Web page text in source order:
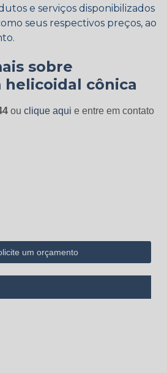
e serviços disponibilizados
seus respectivos preços, ao
sobre
helicoidal cônica
ou clique aqui e entre em contato
um orçamento